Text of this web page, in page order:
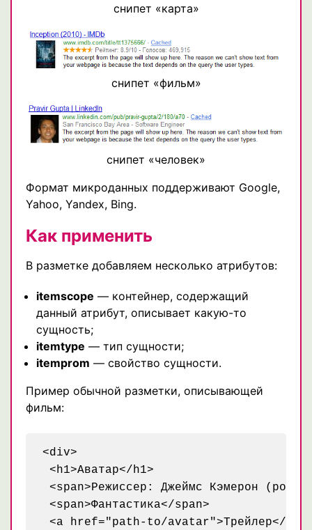
снипет «карта»
снипет «фильм»
снипет «человек»
Формат микроданных поддерживают Google,
Yahoo, Yandex, Bing.
Как применить
В разметке добавляем несколько атрибутов:
itemscope — контейнер, содержащий
данный атрибут, описывает какую-то
сущность;
itemtype — тип сущности;
itemprom — свойство сущности.
Пример обычной разметки, описывающей
фильм:
<div>
<h1>Аватар</h1>
<span>Режиссер: Джеймс Кэмерон (род.
<span>Фантастика</span>
<a href="path-to/avatar">Трейлер</a>